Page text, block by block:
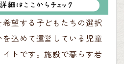
望する子どもたちの選択
込めて運営している児童
トです。施設で暮らす若